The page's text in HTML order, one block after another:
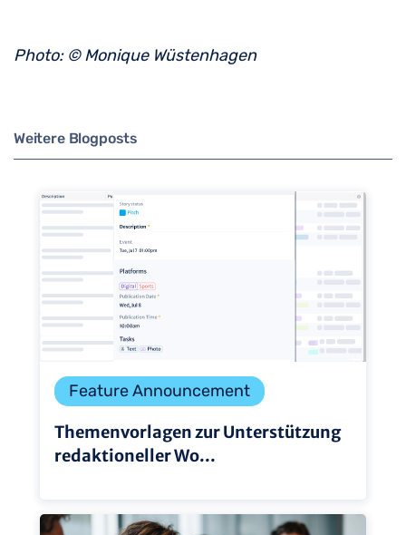
Photo: © Monique Wüstenhagen
Weitere Blogposts
Feature Announcement
Themenvorlagen zur Unterstützung
redaktioneller Wo...